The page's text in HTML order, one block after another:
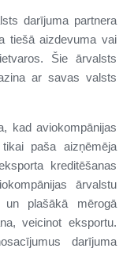
darījuma partnera
tiešā aizdevuma vai
Šie ārvalsts
ar savas valsts
kad aviokompānijas
paša aizņēmēja
kreditēšanas
ārvalstu
un plašākā mērogā
veicinot eksportu.
darījuma